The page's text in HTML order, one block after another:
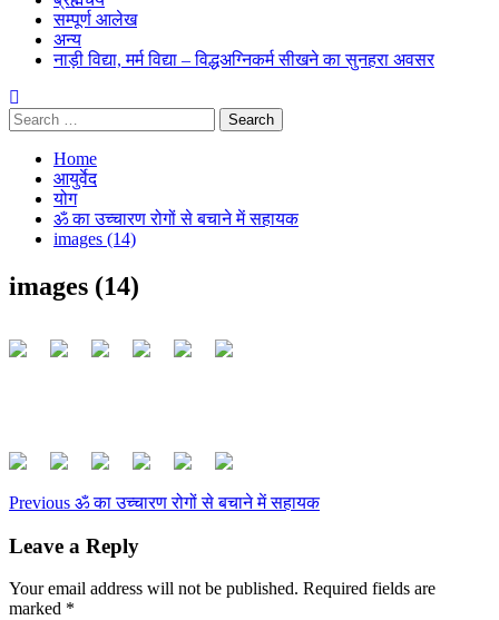
सम्पूर्ण आलेख
अन्य
नाड़ी विद्या, मर्म विद्या – विद्धअग्निकर्म सीखने का सुनहरा अवसर
Search
for:
Home
आयुर्वेद
योग
ॐ का उच्चारण रोगों से बचाने में सहायक
images (14)
images (14)
Continue
Reading
Previous ॐ का उच्चारण रोगों से बचाने में सहायक
Leave a Reply
Your email address will not be published. Required fields are
marked *